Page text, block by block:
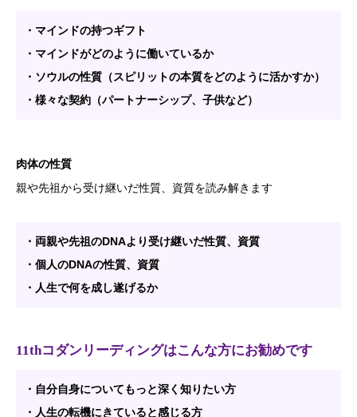
・マインドの持つギフト
・マインドがどのように働いているか
・ソウルの性質（スピリットの本質をどのように活かすか）
・様々な契約（パートナーシップ、子供など）
肉体の性質
親や先祖から受け継いだ性質、資質を読み解きます
・両親や先祖のDNAより受け継いだ性質、資質
・個人のDNAの性質、資質
・人生で何を成し遂げるか
11thコダンリーディングはこんな方にお勧めです
・自分自身についてもっと深く知りたい方
・人生の転機にきていると感じる方